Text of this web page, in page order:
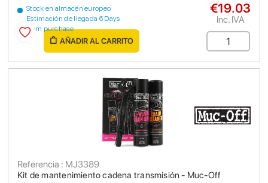
Stock en almacén europeo
Estimación de llegada 6 Days
from purchase
€19.03
Inc. IVA
AÑADIR AL CARRITO
Kit de mantenimiento cadena transmisión - Muc-Off
Referencia : MJ3389